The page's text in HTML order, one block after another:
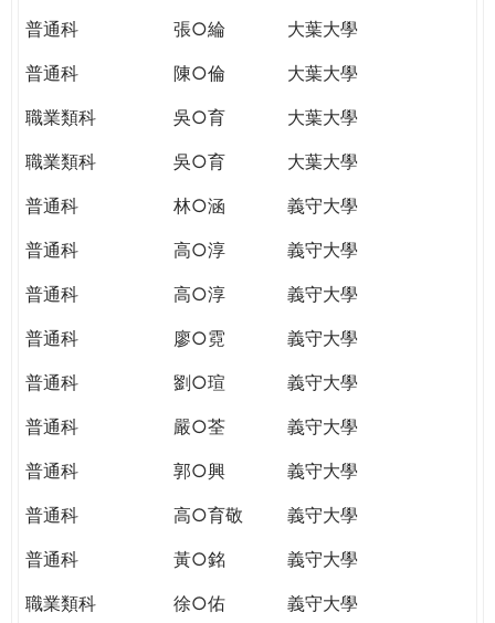
普通科
張○綸
大葉大學
普通科
陳○倫
大葉大學
職業類科
吳○育
大葉大學
職業類科
吳○育
大葉大學
普通科
林○涵
義守大學
普通科
高○淳
義守大學
普通科
高○淳
義守大學
普通科
廖○霓
義守大學
普通科
劉○瑄
義守大學
普通科
嚴○荃
義守大學
普通科
郭○興
義守大學
普通科
高○育敬
義守大學
普通科
黃○銘
義守大學
職業類科
徐○佑
義守大學